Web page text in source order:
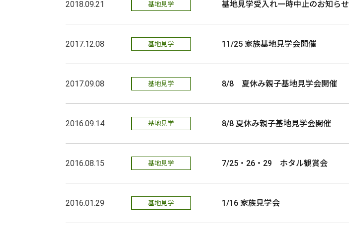
2018.09.21 基地見学 基地見学受入れ一時中止のお知らせ
2017.12.08 基地見学 11/25 家族基地見学会開催
2017.09.08 基地見学 8/8 夏休み親子基地見学会開催
2016.09.14 基地見学 8/8 夏休み親子基地見学会開催
2016.08.15 基地見学 7/25・26・29 ホタル観賞会
2016.01.29 基地見学 1/16 家族見学会